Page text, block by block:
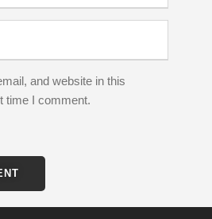
and website in this
time I comment.